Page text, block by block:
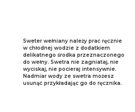
Sweter wełniany należy prać ręcznie
w chłodnej wodzie z dodatkiem
delikatnego środka przeznaczonego
do wełny. Swetra nie zagniataj, nie
wyciskaj, nie pocieraj intensywnie.
Nadmiar wody ze swetra możesz
usunąć przykładając go do ręcznika.